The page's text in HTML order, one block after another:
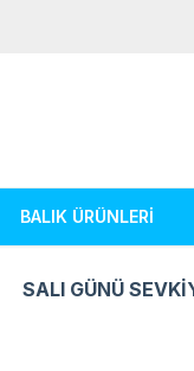
BALIK ÜRÜNLERİ
SALI GÜNÜ